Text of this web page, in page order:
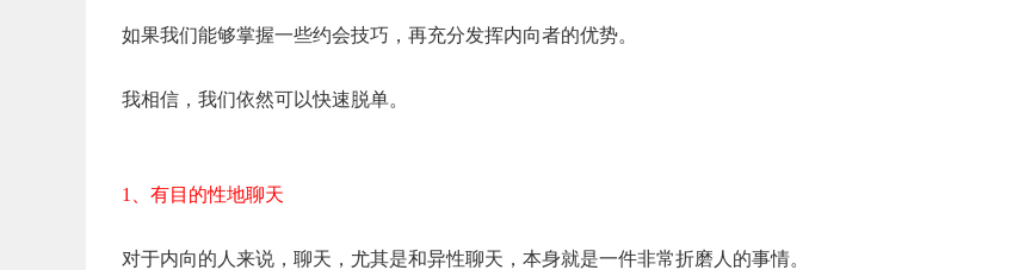
如果我们能够掌握一些约会技巧，再充分发挥内向者的优势。
我相信，我们依然可以快速脱单。
1、有目的性地聊天
对于内向的人来说，聊天，尤其是和异性聊天，本身就是一件非常折磨人的事情。